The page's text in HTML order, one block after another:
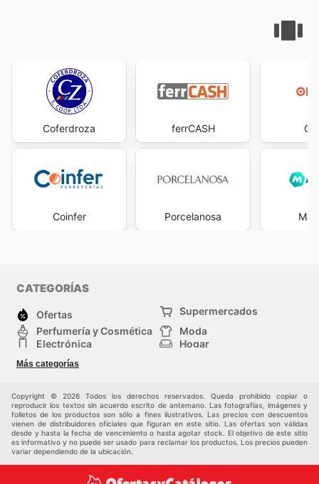
Coferdroza
Coinfer
ferrCASH
Porcelanosa
CATEGORÍAS
Ofertas
Supermercados
Perfumería y Cosmética
Moda
Electrónica
Hogar
Deporte
Juguetes y bebés
Más categorías
Copyright © 2026 Todos los derechos reservados. Queda prohibido copiar o
reproducir los textos sin acuerdo escrito de antemano. Las fotografías, imágenes y
folletos de los productos son sólo a fines ilustrativos. Las precios con descuentos
vienen de distribuidores oficiales que figuran en este sitio. Las ofertas son válidas
desde y hasta la fecha de vencimiento o hasta agotar stock. El objetivo de este sitio
es informativo y no puede ser usado para reclamar los productos. Los precios pueden
variar dependiendo de la ubicación.